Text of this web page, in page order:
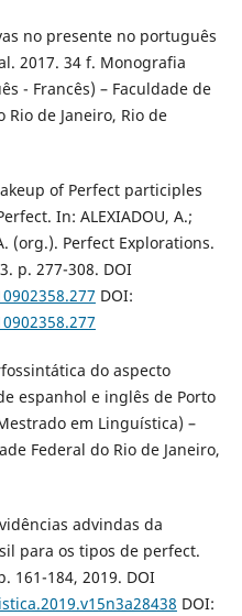
no presente no português
2017. 34 f. Monografia
- Francês) – Faculdade de
de Janeiro, Rio de
of Perfect participles
In: ALEXIADOU, A.;
(org.). Perfect Explorations.
p. 277-308. DOI
DOI:
do aspecto
espanhol e inglês de Porto
em Linguística) –
Federal do Rio de Janeiro,
advindas da
para os tipos de perfect.
161-184, 2019. DOI
DOI: